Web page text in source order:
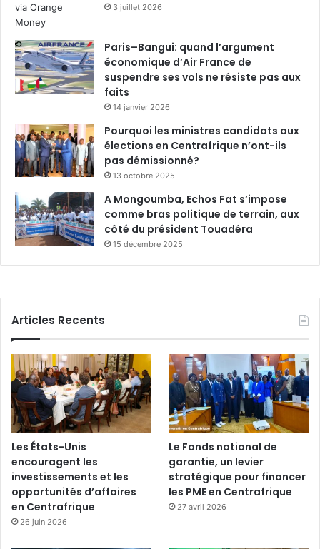
3 juillet 2026
Paris–Bangui: quand l’argument
économique d’Air France de
suspendre ses vols ne résiste pas aux
faits
14 janvier 2026
Pourquoi les ministres candidats aux
élections en Centrafrique n’ont-ils
pas démissionné?
13 octobre 2025
A Mongoumba, Echos Fat s’impose
comme bras politique de terrain, aux
côté du président Touadéra
15 décembre 2025
Articles Recents
Les États-Unis
encouragent les
investissements et les
opportunités d’affaires
en Centrafrique
26 juin 2026
Le Fonds national de
garantie, un levier
stratégique pour financer
les PME en Centrafrique
27 avril 2026